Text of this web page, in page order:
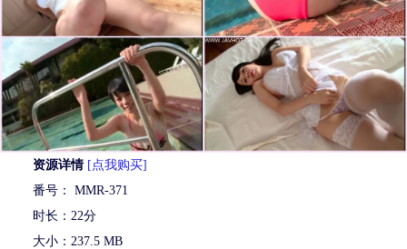
资源详情 [点我购买]
番号： MMR-371
时长：22分
大小：237.5 MB